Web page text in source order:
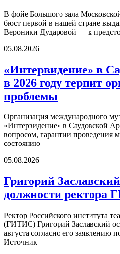
В фойе Большого зала
бюст первой в нашей стране
Вероники Дударовой — к
05.08.2026
«Интервидение» в
в 2026 году терпит
проблемы
Организация международного
«Интервидение» в Саудовской
вопросом, гарантии проведения
состоянию
05.08.2026
Григорий
должности ректора
Ректор Российского института
(ГИТИС) Григорий Заславский
августа согласно его заявлению
Источник